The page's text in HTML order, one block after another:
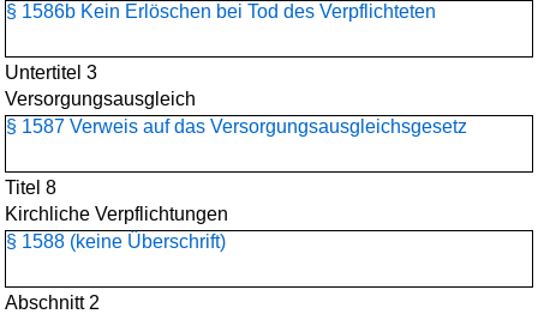
§ 1586b Kein Erlöschen bei Tod des Verpflichteten
Untertitel 3
Versorgungsausgleich
§ 1587 Verweis auf das Versorgungsausgleichsgesetz
Titel 8
Kirchliche Verpflichtungen
§ 1588 (keine Überschrift)
Abschnitt 2